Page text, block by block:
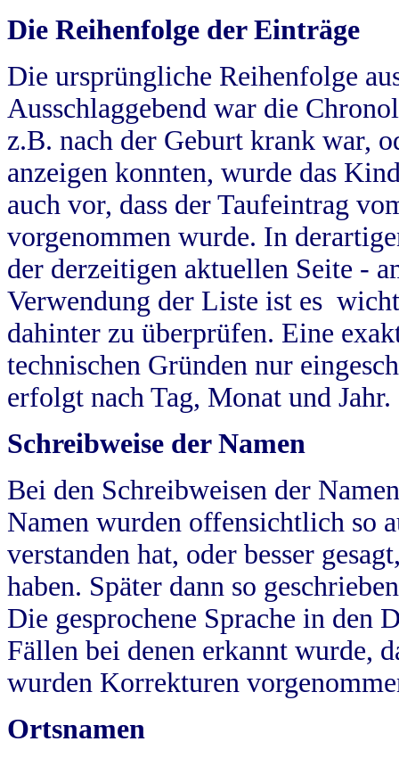
Die Reihenfolge der Einträge
Die ursprüngliche Reihenfolge
Ausschlaggebend war die
z.B. nach der Geburt krank war,
anzeigen konnten, wurde das
auch vor, dass der Taufeintrag
vorgenommen wurde. In
der derzeitigen aktuellen Seite -
Verwendung der Liste ist es
dahinter zu überprüfen. Eine
technischen Gründen nur
erfolgt nach Tag, Monat und Jahr.
Schreibweise der Namen
Bei den Schreibweisen der
Namen wurden offensichtlich so
verstanden hat, oder besser
haben. Später dann so
Die gesprochene Sprache in
Fällen bei denen erkannt wurde,
wurden Korrekturen
Ortsnamen